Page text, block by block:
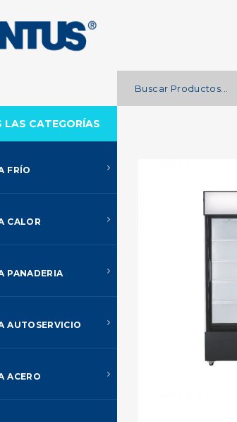
LAS CATEGORÍAS
FRÍO
CALOR
PANADERIA
AUTOSERVICIO
ACERO